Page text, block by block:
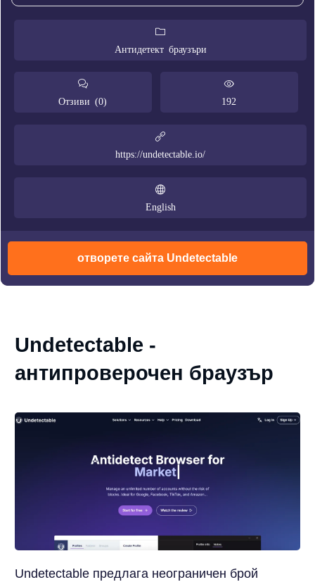
Антидетект браузъри
Отзиви (0) 192
https://undetectable.io/
English
отворете сайта Undetectable
Undetectable -
антипроверочен браузър
Undetectable предлага неограничен брой